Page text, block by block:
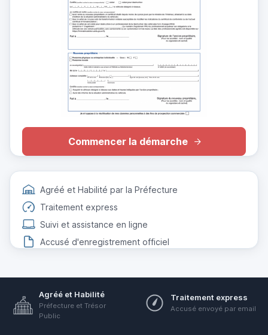
Commencer la démarche
Agréé et Habilité par la Préfecture
Traitement express
Suivi et assistance en ligne
Accusé d'enregistrement officiel
Agréé et Habilité
Préfecture et Trésor
Public
Traitement express
Accusé envoyé par email